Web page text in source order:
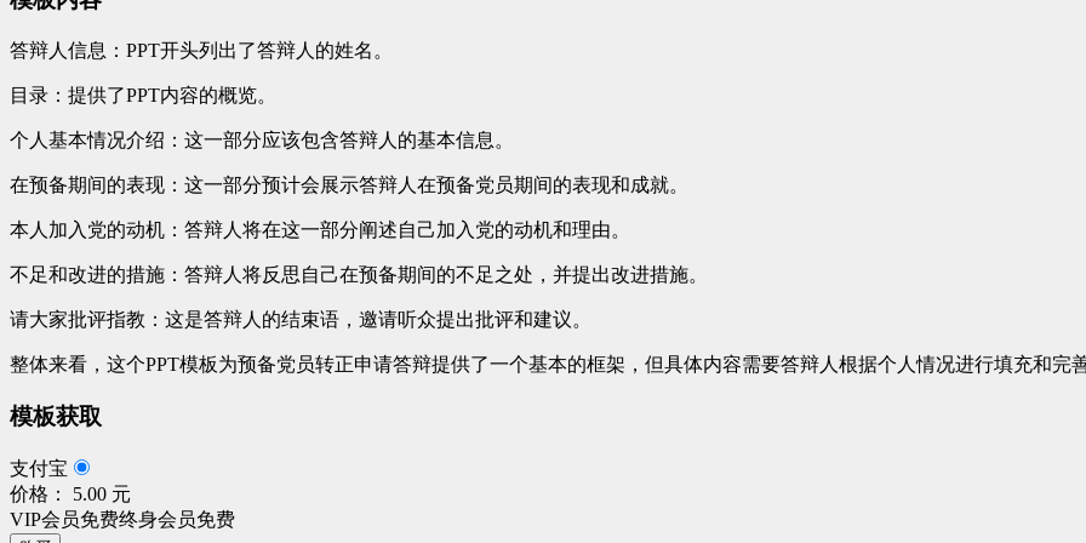
答辩人信息：PPT开头列出了答辩人的姓名。
目录：提供了PPT内容的概览。
个人基本情况介绍：这一部分应该包含答辩人的基本信息。
在预备期间的表现：这一部分预计会展示答辩人在预备党员期间的表现和成就。
本人加入党的动机：答辩人将在这一部分阐述自己加入党的动机和理由。
不足和改进的措施：答辩人将反思自己在预备期间的不足之处，并提出改进措施。
请大家批评指教：这是答辩人的结束语，邀请听众提出批评和建议。
整体来看，这个PPT模板为预备党员转正申请答辩提供了一个基本的框架，但具体内容需要答辩人根据个人情况进行填充和完
模板获取
支付宝
价格： 5.00 元
VIP会员免费终身会员免费